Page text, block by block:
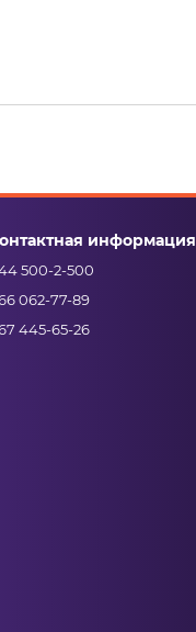
информация
500-2-500
062-77-89
445-65-26